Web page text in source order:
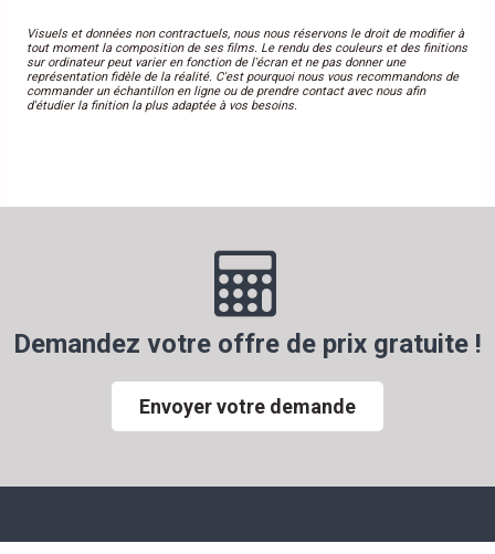
Visuels et données non contractuels, nous nous réservons le droit de modifier à
tout moment la composition de ses films. Le rendu des couleurs et des finitions
sur ordinateur peut varier en fonction de l'écran et ne pas donner une
représentation fidèle de la réalité. C'est pourquoi nous vous recommandons de
commander un échantillon en ligne ou de prendre contact avec nous afin
d'étudier la finition la plus adaptée à vos besoins.
Demandez votre offre de prix gratuite !
Envoyer votre demande